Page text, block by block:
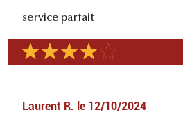
service parfait
Laurent R. le 12/10/2024